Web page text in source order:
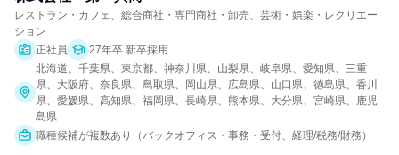
レストラン・カフェ、総合商社・専門商社・卸売、芸術・娯楽・レクリエー
ション
正社員
27年卒 新卒採用
北海道、千葉県、東京都、神奈川県、山梨県、岐阜県、愛知県、三重
県、大阪府、奈良県、鳥取県、岡山県、広島県、山口県、徳島県、香川
県、愛媛県、高知県、福岡県、長崎県、熊本県、大分県、宮崎県、鹿児
島県
職種候補が複数あり（バックオフィス・事務・受付、経理/税務/財務）